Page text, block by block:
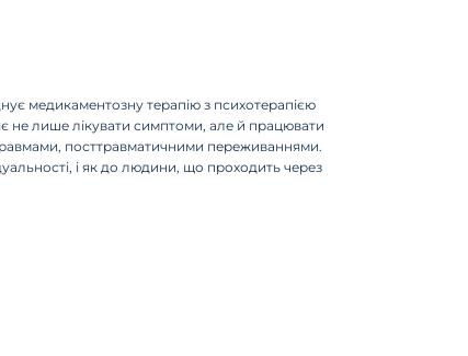
медикаментозну терапію з психотерапією
не лише лікувати симптоми, але й працювати
посттравматичними переживаннями.
і як до людини, що проходить через